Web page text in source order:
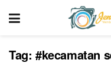
Tag: #kecamatan